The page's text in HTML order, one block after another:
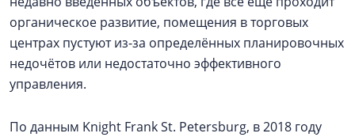
органическое развитие, помещения в торговых
центрах пустуют из-за определённых планировочных
недочётов или недостаточно эффективного
управления.
По данным Knight Frank St. Petersburg, в 2018 году